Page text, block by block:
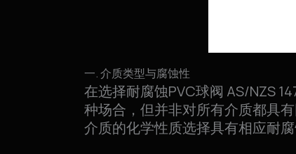
一. 介质类型与腐蚀性
在选择耐腐蚀PVC球阀 AS/NZS
种场合，但并非对所有介质都具
介质的化学性质选择具有相应耐